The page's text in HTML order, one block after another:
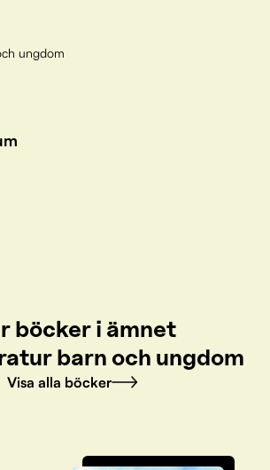
ungdom
böcker i ämnet
barn och ungdom
Visa alla böcker